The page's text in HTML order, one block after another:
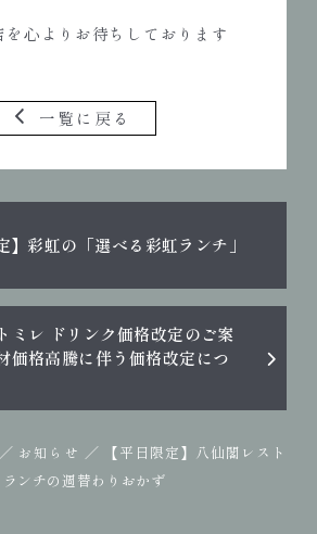
心よりお待ちしております
一覧に戻る
】彩虹の「選べる彩虹ランチ」
ミレ ドリンク価格改定のご案
価格高騰に伴う価格改定につ
／ お知らせ ／
【平日限定】八仙閣レスト
ンチの週替わりおかず